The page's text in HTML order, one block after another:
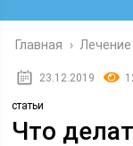
Главная › Лечение
23.12.2019
статьи
Что